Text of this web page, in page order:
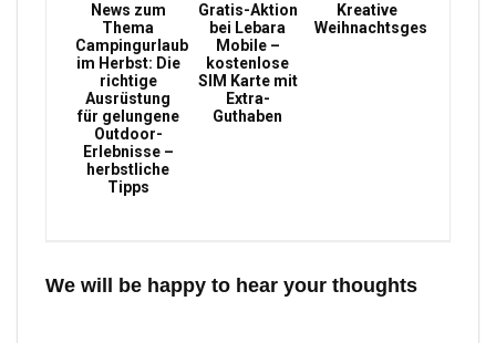
News zum
Thema
Campingurlaub
im Herbst: Die
richtige
Ausrüstung
für gelungene
Outdoor-
Erlebnisse –
herbstliche
Tipps
Gratis-Aktion
bei Lebara
Mobile –
kostenlose
SIM Karte mit
Extra-
Guthaben
Kreative
Weihnachtsgeschenke
We will be happy to hear your thoughts